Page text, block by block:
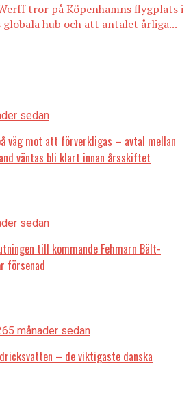
tror på Köpenhamns flygplats i
hub och att antalet årliga...
sedan
väg mot att förverkligas – avtal mellan
väntas bli klart innan årsskiftet
sedan
till kommande Fehmarn Bält-
försenad
5 månader sedan
– de viktigaste danska